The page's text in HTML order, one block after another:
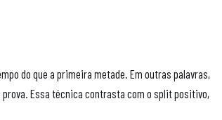
do que a primeira metade. Em outras palavras,
Essa técnica contrasta com o split positivo,